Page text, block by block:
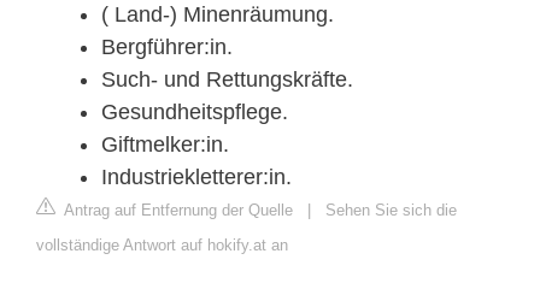
( Land-) Minenräumung.
Bergführer:in.
Such- und Rettungskräfte.
Gesundheitspflege.
Giftmelker:in.
Industriekletterer:in.
Antrag auf Entfernung der Quelle | Sehen Sie sich die
vollständige Antwort auf hokify.at an